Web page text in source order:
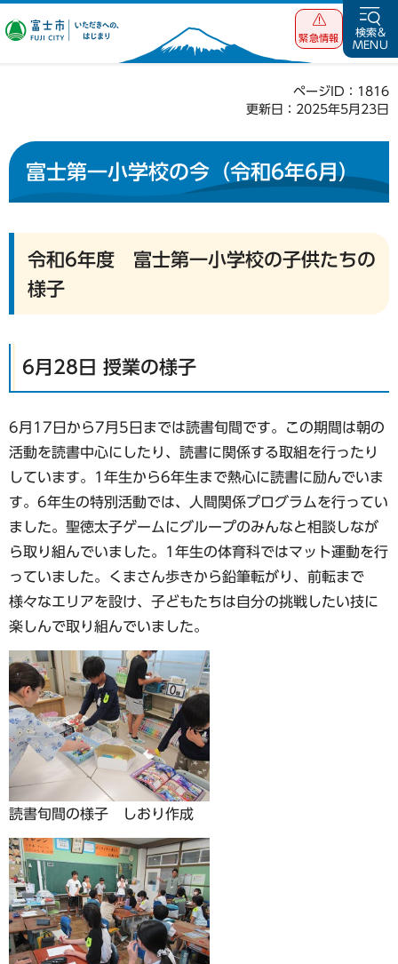
富士市 いただ
緊急情報
検索&
MENU
ページID：1816
更新日：2025年5月23日
富士第一小学校の今（令和6年6月）
令和6年度 富士第一小学校の子供たちの
様子
6月28日 授業の様子
6月17日から7月5日までは読書旬間です。この期間は朝の
活動を読書中心にしたり、読書に関係する取組を行ったり
しています。1年生から6年生まで熱心に読書に励んでいま
す。6年生の特別活動では、人間関係プログラムを行ってい
ました。聖徳太子ゲームにグループのみんなと相談しなが
ら取り組んでいました。1年生の体育科ではマット運動を行
っていました。くまさん歩きから鉛筆転がり、前転まで
様々なエリアを設け、子どもたちは自分の挑戦したい技に
楽しんで取り組んでいました。
読書旬間の様子 しおり作成